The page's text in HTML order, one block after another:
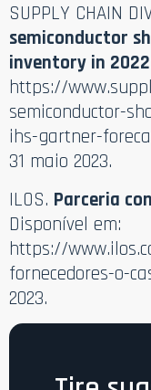
SUPPLY CHAIN
semiconductor
inventory in
https://
semiconductor-
ihs-gartner-
31 maio 2023.
ILOS. Parceria
Disponível em:
https://
fornecedores-o-
2023.